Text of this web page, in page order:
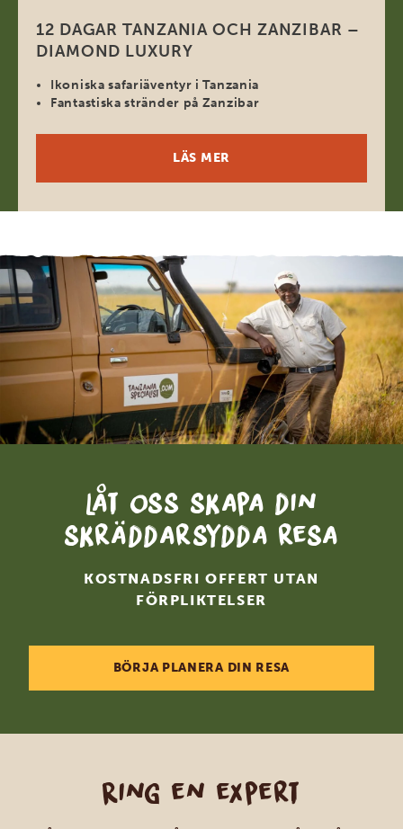
12 DAGAR TANZANIA OCH ZANZIBAR –
DIAMOND LUXURY
Ikoniska safariäventyr i Tanzania
Fantastiska stränder på Zanzibar
LÄS MER
Låt oss skapa din
skräddarsydda resa
KOSTNADSFRI OFFERT UTAN
FÖRPLIKTELSER
BÖRJA PLANERA DIN RESA
Ring en expert